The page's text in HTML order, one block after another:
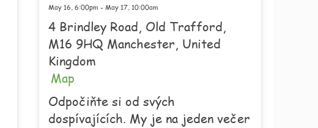
May 16, 6:00pm - May 17, 10:00am
4 Brindley Road, Old Trafford,
M16 9HQ Manchester, United
Kingdom
Map
Odpočiňte si od svých
dospívajících. My je na jeden večer